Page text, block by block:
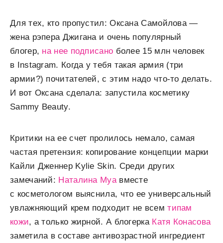
Для тех, кто пропустил: Оксана Самойлова —
жена рэпера Джигана и очень популярный
блогер, на нее подписано более 15 млн человек
в Instagram. Когда у тебя такая армия (три
армии?) почитателей, с этим надо что-то делать.
И вот Оксана сделала: запустила косметику
Sammy Beauty.
Критики на ее счет пролилось немало, самая
частая претензия: копирование концепции марки
Кайли Дженнер Kylie Skin. Среди других
замечаний: Наталина Муавместе
с косметологом выяснила, что ее универсальный
увлажняющий крем подходит не всемтипам
кожи, а только жирной. А блогерка Катя Конасова
заметила в составе антивозрастной ингредиент